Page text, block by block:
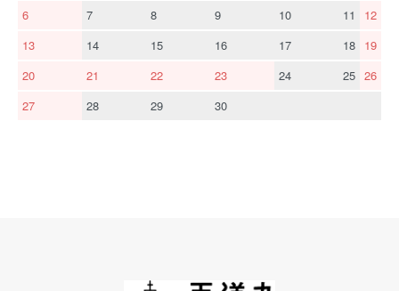
6
7 8 9 10 11
12
13
14 15 16 17 18 19
20
21 22 23 24 25 26
27
28 29 30